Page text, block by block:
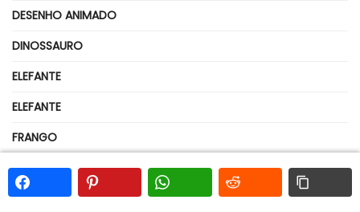
DESENHO ANIMADO
DINOSSAURO
ELEFANTE
ELEFANTE
FRANGO
GATO
GIRAFA